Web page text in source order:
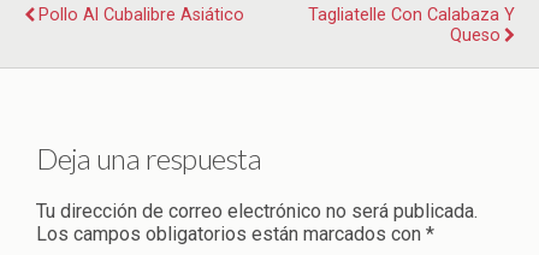
Pollo Al Cubalibre Asiático
Tagliatelle Con Calabaza Y
Queso
Deja una respuesta
Tu dirección de correo electrónico no será publicada.
Los campos obligatorios están marcados con *